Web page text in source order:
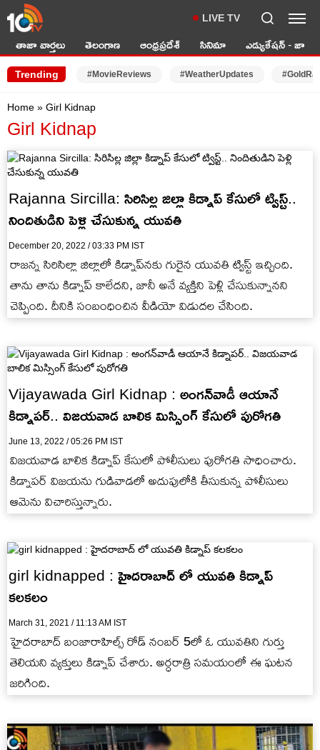
LIVE TV
తాజా వార్తలు తెలంగాణ ఆంధ్రప్రదేశ్ సినిమా ఎడ్యుకేషన్ - జాబ్స్
Trending #MovieReviews #WeatherUpdates
Home » Girl Kidnap
Girl Kidnap
Rajanna Sircilla: సిరిసిల్ల జిల్లా కిడ్నాప్ కేసులో ట్విస్ట్..
నిందితుడిని పెళ్లి చేసుకున్న యువతి
December 20, 2022 / 03:33 PM IST
రాజన్న సిరిసిల్లా జిల్లాలో కిడ్నాప్‌నకు గురైన యువతి ట్విస్ట్ ఇచ్చింది.
తాను తాను కిడ్నాప్ కాలేదని, జానీ అనే వ్యక్తిని పెళ్లి చేసుకున్నానని
చెప్పింది. దీనికి సంబంధించిన వీడియో విడుదల చేసింది.
Vijayawada Girl Kidnap : అంగన్‌వాడీ ఆయానే
కిడ్నాపర్.. విజయవాడ బాలిక మిస్సింగ్ కేసులో పురోగతి
June 13, 2022 / 05:26 PM IST
విజయవాడ బాలిక కిడ్నాప్ కేసులో పోలీసులు పురోగతి సాధించారు.
కిడ్నాపర్ విజయను గుడివాడలో అదుపులోకి తీసుకున్న పోలీసులు
ఆమెను విచారిస్తున్నారు.
girl kidnapped : హైదరాబాద్ లో యువతి కిడ్నాప్
కలకలం
March 31, 2021 / 11:13 AM IST
హైదరాబాద్ బంజారాహిల్స్‌ రోడ్‌ నంబర్ 5లో ఓ యువతిని గుర్తు
తెలియని వ్యక్తులు కిడ్నాప్ చేశారు. అర్ధరాత్రి సమయంలో ఈ ఘటన
జరిగింది.